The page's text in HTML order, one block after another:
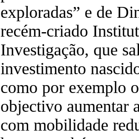
exploradas” e de
recém-criado
Investigação, que
investimento
como por exemplo
objectivo aumentar
com mobilidade